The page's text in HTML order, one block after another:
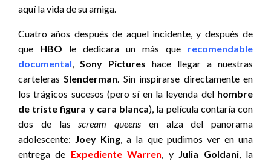
aquí la vida de su amiga.
Cuatro años después de aquel incidente, y después de
que HBO le dedicara un más que recomendable
documental
Sony Pictures hace llegar a nuestras
carteleras Slenderman . Sin inspirarse directamente en
los trágicos sucesos (pero sí en la leyenda del hombre
de triste figura y cara blanca), la película contaría con
dos de las scream queens en alza del panorama
adolescente: Joey King , a la que pudimos ver en una
entrega de Expediente Warren , y Julia Goldani, la